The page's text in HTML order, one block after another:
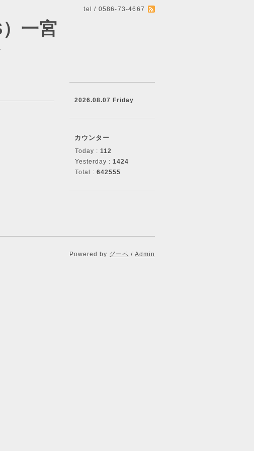
tel / 0586-73-4667
一宮
2026.08.07 Friday
カウンター
Today : 112
Yesterday : 1424
Total : 642555
Powered by グーペ / Admin